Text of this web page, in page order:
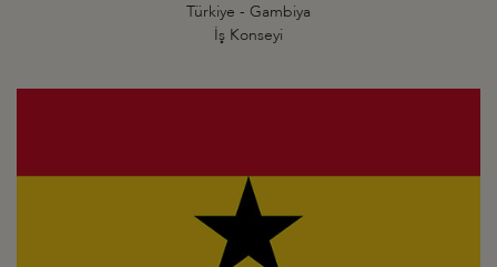
Türkiye - Gambiya
İş Konseyi